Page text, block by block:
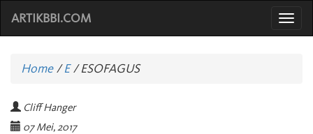
ARTIKBBI.COM
Home/E /ESOFAGUS
Cliff Hanger
07 Mei, 2017